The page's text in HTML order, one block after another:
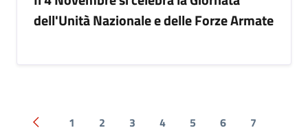
dell'Unità Nazionale e delle Forze Armate
1 2 3 4 5 6 7